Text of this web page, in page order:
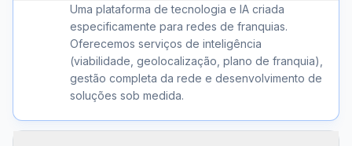
Uma plataforma de tecnologia e IA criada
especificamente para redes de franquias.
Oferecemos serviços de inteligência
(viabilidade, geolocalização, plano de franquia),
gestão completa da rede e desenvolvimento de
soluções sob medida.